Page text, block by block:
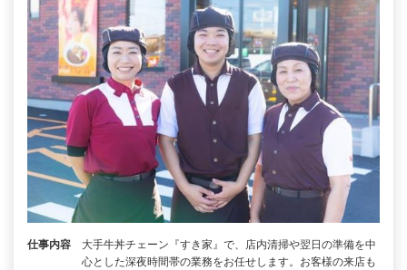
仕事内容
大手牛丼チェーン『すき家』で、店内清掃や翌日の準備を中
心とした深夜時間帯の業務をお任せします。お客様の来店も